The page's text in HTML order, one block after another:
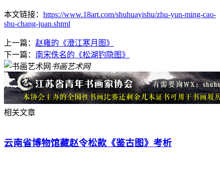
本文链接： https://www.18art.com/shuhuayishu/zhu-yun-ming-cao-
shu-chang-juan.shtml
上一篇： 赵雍的《澄江寒月图》
下一篇： 南宋佚名的《松湖钓隐图》
书画艺术网
相关文章
云南省博物馆藏赵令松款《鉴古图》考析